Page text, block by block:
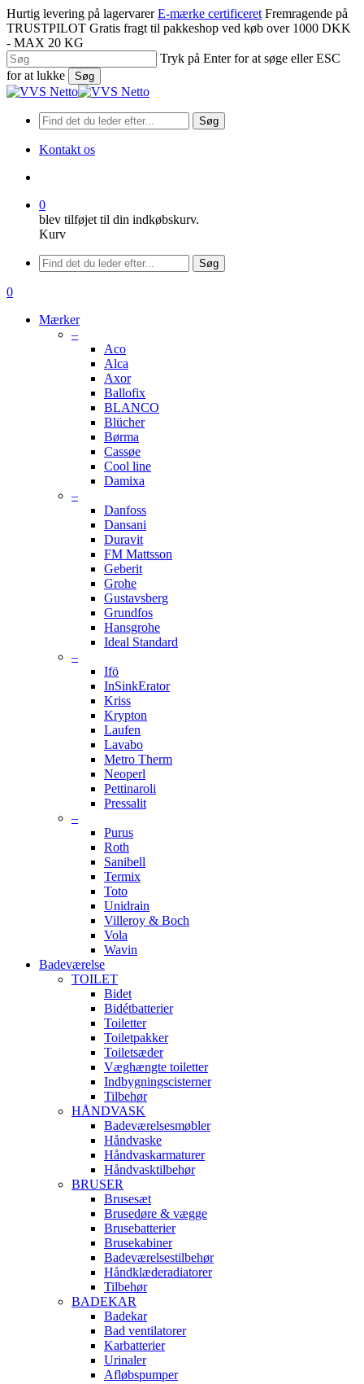
Spring
til
hovedindhold
Hurtig levering på lagervarer E-mærke certificeret Fremragende på
TRUSTPILOT Gratis fragt til pakkeshop ved køb over 1000 DKK
- MAX 20 KG
Tryk på Enter for at søge eller ESC
for at lukke
Søg
Luk
Søg
Kontakt os
0
blev tilføjet til din indkøbskurv.
Kurv
Menu
Søg
søge
0
Mærker
–
Aco
Alca
Axor
Ballofix
BLANCO
Blücher
Børma
Cassøe
Cool line
Damixa
–
Danfoss
Dansani
Duravit
FM Mattsson
Geberit
Grohe
Gustavsberg
Grundfos
Hansgrohe
Ideal Standard
–
Ifö
InSinkErator
Kriss
Krypton
Laufen
Lavabo
Metro Therm
Neoperl
Pettinaroli
Pressalit
–
Purus
Roth
Sanibell
Termix
Toto
Unidrain
Villeroy & Boch
Vola
Wavin
Badeværelse
TOILET
Bidet
Bidétbatterier
Toiletter
Toiletpakker
Toiletsæder
Væghængte toiletter
Indbygningscisterner
Tilbehør
HÅNDVASK
Badeværelsesmøbler
Håndvaske
Håndvaskarmaturer
Håndvasktilbehør
BRUSER
Brusesæt
Brusedøre & vægge
Brusebatterier
Brusekabiner
Badeværelsestilbehør
Håndklæderadiatorer
Tilbehør
BADEKAR
Badekar
Bad ventilatorer
Karbatterier
Urinaler
Afløbspumper